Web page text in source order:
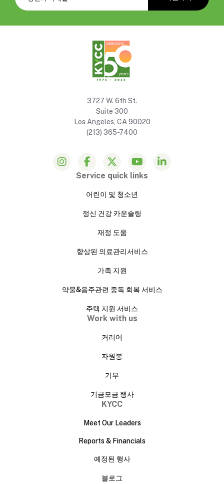
3727 W. 6th St.
Suite 300
Los Angeles, CA 90020
(213) 365-7400
Service quick links
어린이 및 청소년
정신 건강 카운슬링
재정 도움
향상된 의료관리서비스
가족 지원
약물&음주관련 중독 회복 서비스
주택 지원 서비스
Work with us
커리어
자원봉
기부
기금모금 행사
KYCC
Meet Our Leaders
Reports & Financials
예정된 행사
블로그